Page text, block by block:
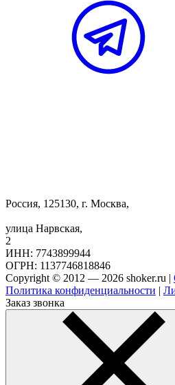
Россия, 125130, г. Москва,
улица Нарвская,
2
ИНН: 7743899944
ОГРН: 1137746818846
Copyright © 2012 — 2026 shoker.ru |
Политика конфиденциальности |
Заказ звонка